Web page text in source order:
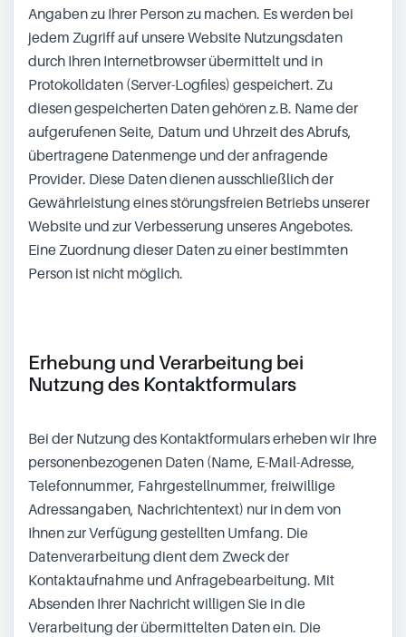
Angaben zu Ihrer Person zu machen. Es werden bei
jedem Zugriff auf unsere Website Nutzungsdaten
durch Ihren Internetbrowser übermittelt und in
Protokolldaten (Server-Logfiles) gespeichert. Zu
diesen gespeicherten Daten gehören z.B. Name der
aufgerufenen Seite, Datum und Uhrzeit des Abrufs,
übertragene Datenmenge und der anfragende
Provider. Diese Daten dienen ausschließlich der
Gewährleistung eines störungsfreien Betriebs unserer
Website und zur Verbesserung unseres Angebotes.
Eine Zuordnung dieser Daten zu einer bestimmten
Person ist nicht möglich.
Erhebung und Verarbeitung bei
Nutzung des Kontaktformulars
Bei der Nutzung des Kontaktformulars erheben wir Ihre
personenbezogenen Daten (Name, E-Mail-Adresse,
Telefonnummer, Fahrgestellnummer, freiwillige
Adressangaben, Nachrichtentext) nur in dem von
Ihnen zur Verfügung gestellten Umfang. Die
Datenverarbeitung dient dem Zweck der
Kontaktaufnahme und Anfragebearbeitung. Mit
Absenden Ihrer Nachricht willigen Sie in die
Verarbeitung der übermittelten Daten ein. Die